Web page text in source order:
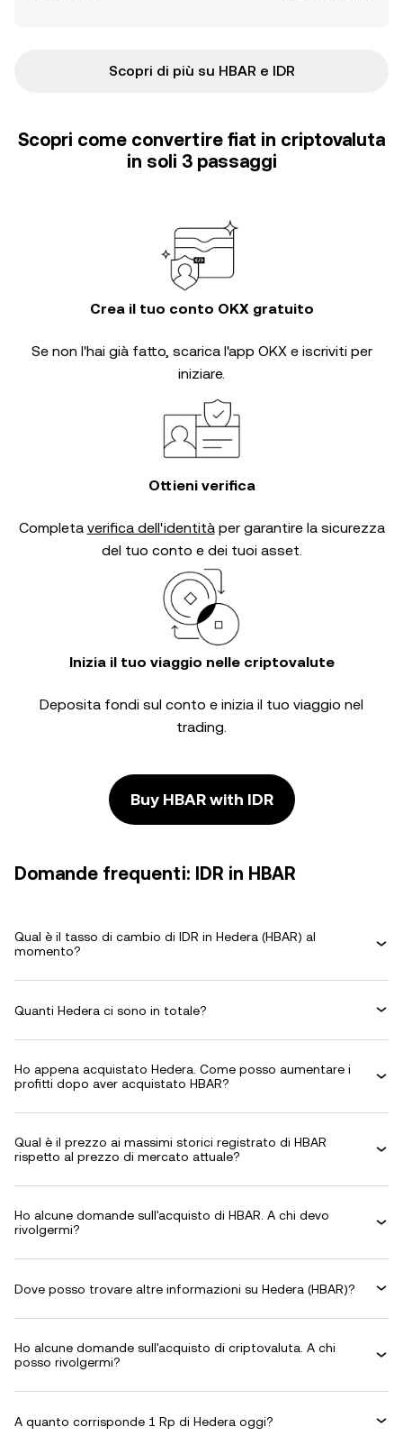
Scopri di più su HBAR e IDR
Scopri come convertire fiat in criptovaluta
in soli 3 passaggi
Crea il tuo conto OKX gratuito
Se non l'hai già fatto, scarica l'app OKX e iscriviti per
iniziare.
Ottieni verifica
Completa verifica dell'identitàper garantire la sicurezza
del tuo conto e dei tuoi asset.
Inizia il tuo viaggio nelle criptovalute
Deposita fondi sul conto e inizia il tuo viaggio nel
trading.
Buy HBAR with IDR
Domande frequenti: IDR in HBAR
Qual è il tasso di cambio di IDR in Hedera (HBAR) al
momento?
Quanti Hedera ci sono in totale?
Ho appena acquistato Hedera. Come posso aumentare i
profitti dopo aver acquistato HBAR?
Qual è il prezzo ai massimi storici registrato di HBAR
rispetto al prezzo di mercato attuale?
Ho alcune domande sull'acquisto di HBAR. A chi devo
rivolgermi?
Dove posso trovare altre informazioni su Hedera (HBAR)?
Ho alcune domande sull'acquisto di criptovaluta. A chi
posso rivolgermi?
A quanto corrisponde 1 Rp di Hedera oggi?